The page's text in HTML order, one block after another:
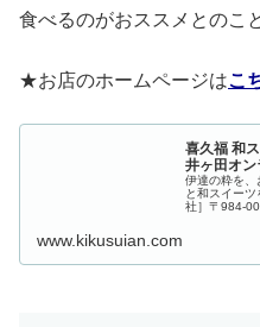
食べるのがおススメとのこ
★お店のホームページはこ
喜久福 和
井ヶ田オ
伊達の粋を
と和スイー
社］〒984-
www.kikusuian.com